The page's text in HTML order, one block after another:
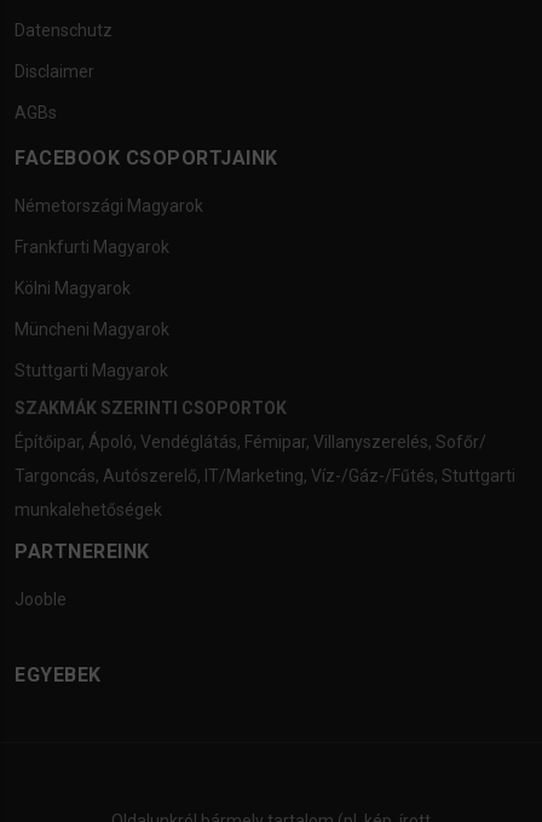
Datenschutz
Disclaimer
AGBs
FACEBOOK CSOPORTJAINK
Németországi Magyarok
Frankfurti Magyarok
Kölni Magyarok
Müncheni Magyarok
Stuttgarti Magyarok
SZAKMÁK SZERINTI CSOPORTOK
Építőipar, Ápoló, Vendéglátás, Fémipar, Villanyszerelés, Sofőr/
Targoncás, Autószerelő, IT/Marketing, Víz-/Gáz-/Fűtés, Stuttgarti
munkalehetőségek
PARTNEREINK
Jooble
EGYEBEK